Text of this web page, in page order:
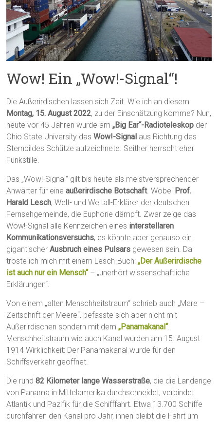
Wow! Ein „Wow!-Signal“!
Die Außerirdischen lassen sich Zeit. Wie ich an diesem
Montag, 15. August 2022, zu der Einschätzung komme? Nun,
heute vor 45 Jahren wurde am„Big Ear“-Radioteleskop der
Ohio State University dasWow!-Signal aus Richtung des
Sternbildes Schütze aufzeichnete. Seither herrscht eher
Funkstille.
Das „Wow!-Signal“ gilt bis heute als meistversprechender
Anwärter für eineaußerirdische Botschaft. Wobei Prof.
Harald Lesch, Welt- und Weltall-Erklärer der deutschen
Fernsehgemeinde, die Euphorie dämpft. Zwar zeige das
Wow!-Signal alle Kennzeichen eines interstellaren
Kommunikationsversuchs, es könnte aber genauso ein
gigantischerAusbruch eines Pulsars gewesen sein. Da
tröste ich mich mit einem Lesch-Buch:„Der Außerirdische
ist auch nur ein Mensch“ – „unerhört wissenschaftliche
Erklärungen“.
Von einem „alten Menschheitstraum“ schrieb auch „Mare –
Zeitschrift der Meere“, befasste sich aber nicht mit
Außerirdischen sondern mit dem„Panamakanal“.
Menschheitstraum wie auch Kanal wurden am 15. August
1914 Wirklichkeit: Der Panamakanal wurde für den
Schiffsverkehr geöffnet.
Die rund82 Kilometer lange Wasserstraße, die die Landenge
von Panama in Mittelamerika durchschneidet, verbindet
Atlantik und Pazifik für die Schifffahrt. Etwa 13.700 Schiffe
durchfahren den Kanal pro Jahr, ihnen bleibt die Fahrt um